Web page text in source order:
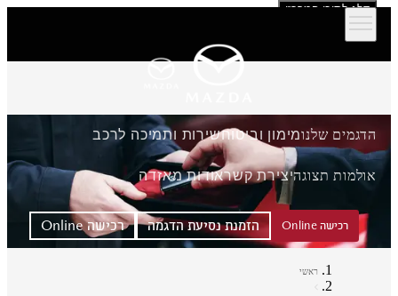
דלג לתוכן המרכזי
הדגמים שלנומימון וביטוחשירות ותמיכה לרכב
אולמות תצוגהיצירת קשראודות מאזדה
רכישה Online הזמנת נסיעת הדגמה רכישה Online
ראשי